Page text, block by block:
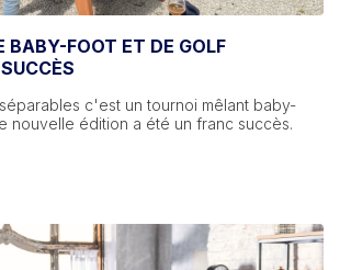
BABY-FOOT ET DE GOLF
c'est un tournoi mêlant baby-
nouvelle édition a été un franc succès.